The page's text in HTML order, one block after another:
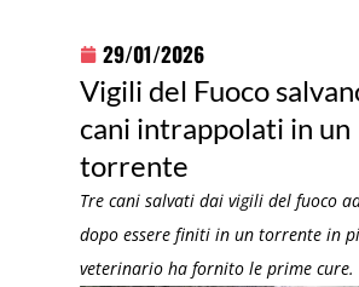
29/01/2026
Vigili del Fuoco
cani intrappolati in un
torrente
Tre cani salvati dai vigili del fuoco
dopo essere finiti in un torrente in
veterinario ha fornito le prime cure.